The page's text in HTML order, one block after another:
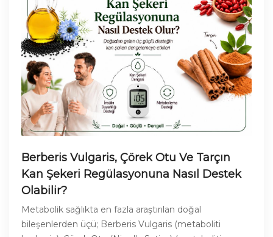
Berberis Vulgaris, Çörek Otu Ve Tarçın
Kan Şekeri Regülasyonuna Nasıl Destek
Olabilir?
Metabolik sağlıkta en fazla araştırılan doğal
bileşenlerden üçü; Berberis Vulgaris (metaboliti